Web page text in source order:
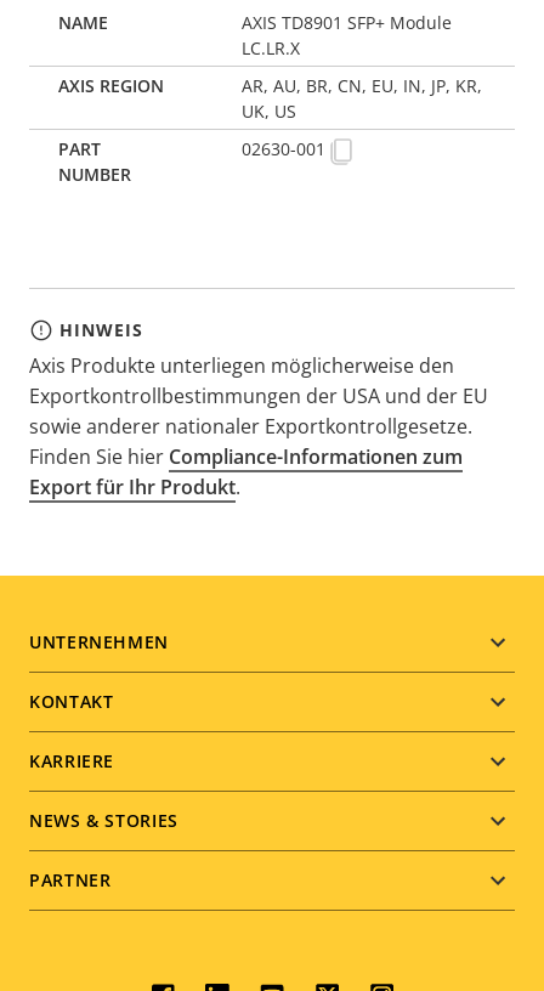
AXIS TD8901 SFP+ Module
LC.LR.X
AR, AU, BR, CN, EU, IN, JP, KR,
UK, US
02630-001
HINWEIS
Axis Produkte unterliegen möglicherweise den
Exportkontrollbestimmungen der USA und der EU
sowie anderer nationaler Exportkontrollgesetze.
Finden Sie hier Compliance-Informationen zum
Export für Ihr Produkt.
Footer
menu
UNTERNEHMEN
KONTAKT
KARRIERE
NEWS & STORIES
PARTNER